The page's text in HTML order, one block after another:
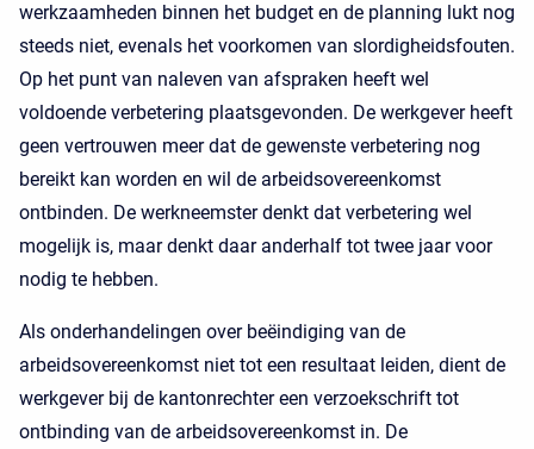
werkzaamheden binnen het budget en de planning lukt nog
steeds niet, evenals het voorkomen van slordigheidsfouten.
Op het punt van naleven van afspraken heeft wel
voldoende verbetering plaatsgevonden. De werkgever heeft
geen vertrouwen meer dat de gewenste verbetering nog
bereikt kan worden en wil de arbeidsovereenkomst
ontbinden. De werkneemster denkt dat verbetering wel
mogelijk is, maar denkt daar anderhalf tot twee jaar voor
nodig te hebben.
Als onderhandelingen over beëindiging van de
arbeidsovereenkomst niet tot een resultaat leiden, dient de
werkgever bij de kantonrechter een verzoekschrift tot
ontbinding van de arbeidsovereenkomst in. De